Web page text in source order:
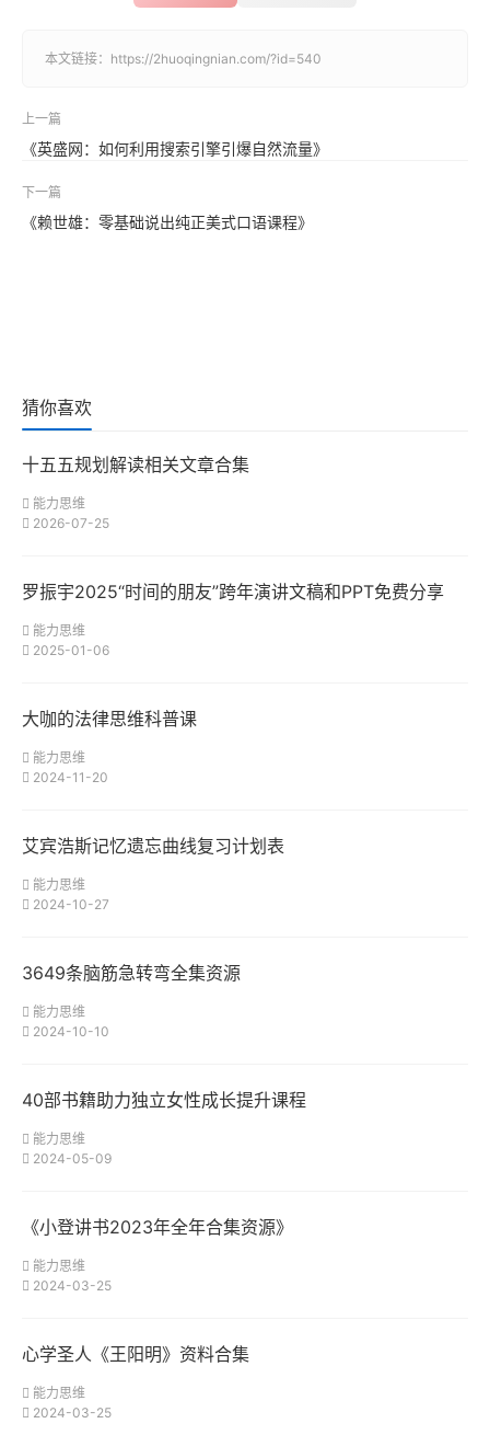
本文链接： https://2huoqingnian.com/?id=540
上一篇
《英盛网：如何利用搜索引擎引爆自然流量》
下一篇
《赖世雄：零基础说出纯正美式口语课程》
猜你喜欢
十五五规划解读相关文章合集
能力思维
2026-07-25
罗振宇2025“时间的朋友”跨年演讲文稿和PPT免费分享
能力思维
2025-01-06
大咖的法律思维科普课
能力思维
2024-11-20
艾宾浩斯记忆遗忘曲线复习计划表
能力思维
2024-10-27
3649条脑筋急转弯全集资源
能力思维
2024-10-10
40部书籍助力独立女性成长提升课程
能力思维
2024-05-09
《小登讲书2023年全年合集资源》
能力思维
2024-03-25
心学圣人《王阳明》资料合集
能力思维
2024-03-25